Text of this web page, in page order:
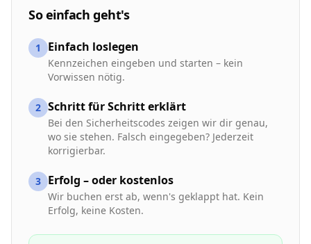
So einfach geht's
1 Einfach loslegen
Kennzeichen eingeben und starten – kein
Vorwissen nötig.
2 Schritt für Schritt erklärt
Bei den Sicherheitscodes zeigen wir dir genau,
wo sie stehen. Falsch eingegeben? Jederzeit
korrigierbar.
3 Erfolg – oder kostenlos
Wir buchen erst ab, wenn's geklappt hat. Kein
Erfolg, keine Kosten.